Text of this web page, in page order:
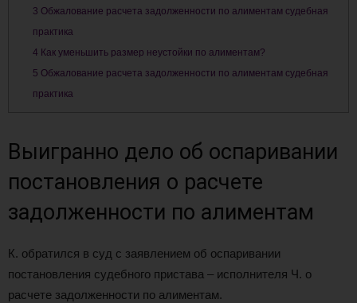
3 Обжалование расчета задолженности по алиментам судебная
практика
4 Как уменьшить размер неустойки по алиментам?
5 Обжалование расчета задолженности по алиментам судебная
практика
Выигранно дело об оспаривании
постановления о расчете
задолженности по алиментам
К. обратился в суд с заявлением об оспаривании
постановления судебного пристава – исполнителя Ч. о
расчете задолженности по алиментам.